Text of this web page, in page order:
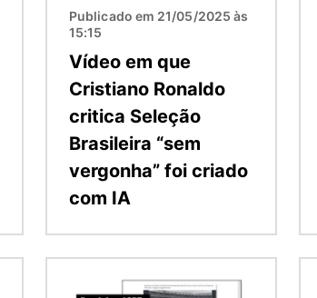
Publicado em 21/05/2025 às
15:15
Vídeo em que
Cristiano Ronaldo
critica Seleção
Brasileira “sem
vergonha” foi criado
com IA